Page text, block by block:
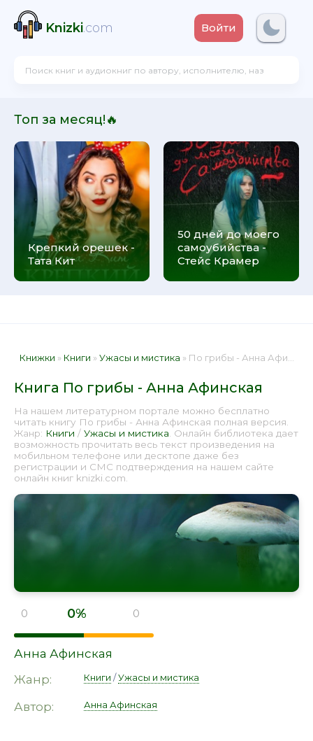
Knizki.com Войти
Топ за месяц!🔥
Крепкий орешек -
Тата Кит
50 дней до моего
самоубийства -
Стейс Крамер
Книжки » Книги »Ужасы и мистика » По грибы - Анна Афинская 📕 - Книга онлайн бесплатно
Книга По грибы - Анна Афинская
На нашем литературном портале можно бесплатно
читать книгу По грибы - Анна Афинская полная версия.
Жанр: Книги / Ужасы и мистика . Онлайн библиотека дает
возможность прочитать весь текст произведения на
мобильном телефоне или десктопе даже без
регистрации и СМС подтверждения на нашем сайте
онлайн книг knizki.com.
0 0% 0
Анна Афинская
Жанр:
Книги /Ужасы и мистика
Автор: Анна Афинская